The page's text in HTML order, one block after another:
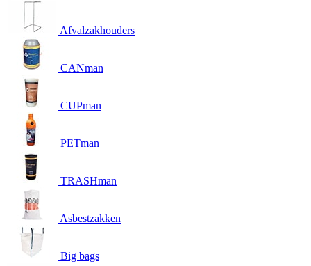
Afvalzakhouders
CANman
CUPman
PETman
TRASHman
Asbestzakken
Big bags